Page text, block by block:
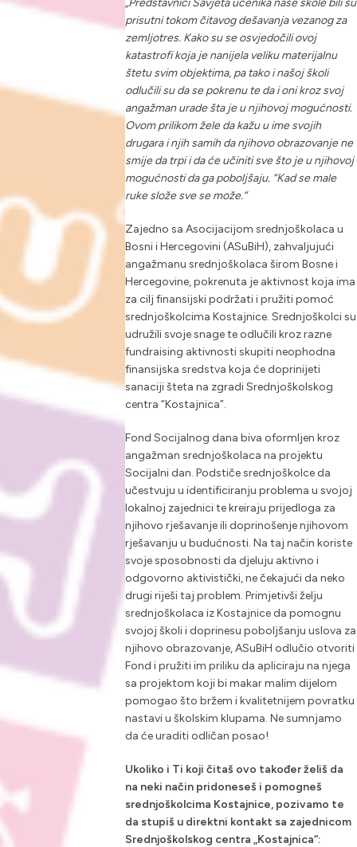
prisutni tokom čitavog dešavanja vezanog za
zemljotres. Kako su se osvjedočili ovoj
katastrofi koja je nanijela veliku materijalnu
štetu svim objektima, pa tako i našoj školi
odlučili su da se pokrenu te da i oni kroz svoj
angažman urade šta je u njihovoj mogućnosti.
Ovom prilikom žele da kažu u ime svojih
drugara i njih samih da njihovo obrazovanje ne
smije da trpi i da će učiniti sve što je u njihovoj
mogućnosti da ga poboljšaju. “Kad se male
ruke slože sve se može.“
Zajedno sa Asocijacijom srednjoškolaca u
Bosni i Hercegovini (ASuBiH), zahvaljujući
angažmanu srednjoškolaca širom Bosne i
Hercegovine, pokrenuta je aktivnost koja ima
za cilj finansijski podržati i pružiti pomoć
srednjoškolcima Kostajnice. Srednjoškolci su
udružili svoje snage te odlučili kroz razne
fundraising aktivnosti skupiti neophodna
finansijska sredstva koja će doprinijeti
sanaciji šteta na zgradi Srednjoškolskog
centra “Kostajnica”.
Fond Socijalnog dana biva oformljen kroz
angažman srednjoškolaca na projektu
Socijalni dan. Podstiče srednjoškolce da
učestvuju u identificiranju problema u svojoj
lokalnoj zajednici te kreiraju prijedloga za
njihovo rješavanje ili doprinošenje njihovom
rješavanju u budućnosti. Na taj način koriste
svoje sposobnosti da djeluju aktivno i
odgovorno aktivistički, ne čekajući da neko
drugi riješi taj problem. Primjetivši želju
srednjoškolaca iz Kostajnice da pomognu
svojoj školi i doprinesu poboljšanju uslova za
njihovo obrazovanje, ASuBiH odlučio otvoriti
Fond i pružiti im priliku da apliciraju na njega
sa projektom koji bi makar malim dijelom
pomogao što bržem i kvalitetnijem povratku
nastavi u školskim klupama. Ne sumnjamo
da će uraditi odličan posao!
Ukoliko i Ti koji čitaš ovo također želiš da
na neki način pridoneseš i pomogneš
srednjoškolcima Kostajnice, pozivamo te
da stupiš u direktni kontakt sa zajednicom
Srednjoškolskog centra „Kostajnica“: